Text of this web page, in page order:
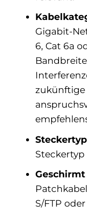
Gigabit-
6, Cat 6a
zukünftige
S/FTP